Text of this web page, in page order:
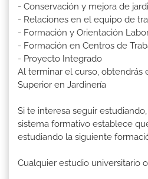
- Conservación y mejora de
- Relaciones en el equipo de
- Formación y Orientación
- Formación en Centros de
- Proyecto Integrado
Al terminar el curso, obtendrás
Superior en Jardinería
Si te interesa seguir
sistema formativo establece
estudiando la siguiente
Cualquier estudio universitario